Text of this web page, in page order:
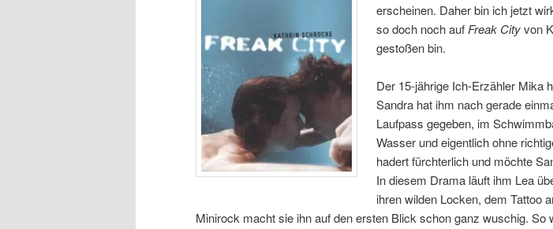
erscheinen. Daher bin ich jetzt
so doch noch auf Freak Cityvon
gestoßen bin.
Der 15-jährige Ich-Erzähler Mika
Sandra hat ihm nach gerade
Laufpass gegeben, im
Wasser und eigentlich ohne
hadert fürchterlich und möchte
In diesem Drama läuft ihm Lea
ihren wilden Locken, dem Tattoo
Minirock macht sie ihn auf den ersten Blick schon ganz wuschig. So